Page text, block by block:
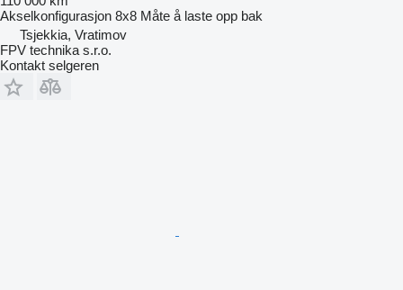
Akselkonfigurasjon 8x8 Måte å laste opp bak
Tsjekkia, Vratimov
FPV technika s.r.o.
Kontakt selgeren